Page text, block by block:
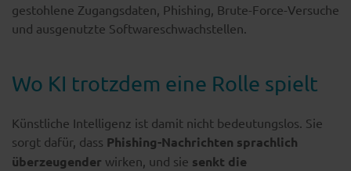
gestohlene Zugangsdaten, Phishing, Brute-Force-Versuche
und ausgenutzte Softwareschwachstellen.
Wo KI trotzdem eine Rolle spielt
Künstliche Intelligenz ist damit nicht bedeutungslos. Sie
sorgt dafür, dass Phishing-Nachrichten sprachlich
überzeugender wirken, und sie senkt die